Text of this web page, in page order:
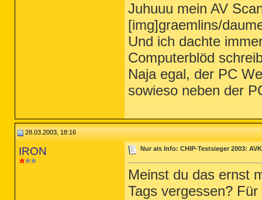
Juhuuu mein AV
[img]graemlins/
Und ich dachte
Computerblöd
Naja egal, der PC
sowieso neben der
28.03.2003, 18:16
IRON Nur als Info: CHIP-Testsieger 2003:
Meinst du das ernst
Tags vergessen?